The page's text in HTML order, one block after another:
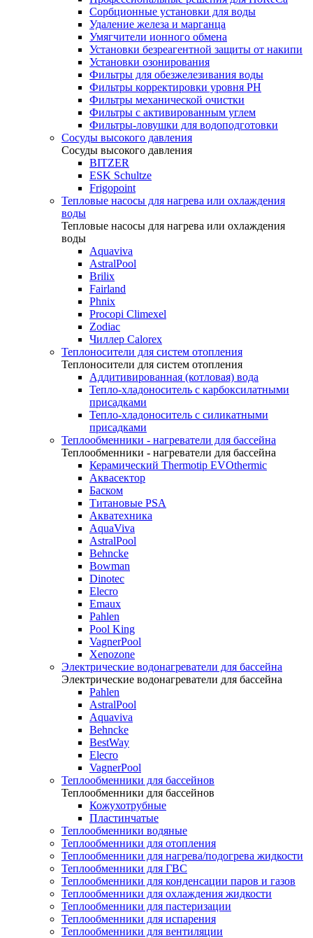
Сорбционные установки для воды
Удаление железа и марганца
Умягчители ионного обмена
Установки безреагентной защиты от накипи
Установки озонирования
Фильтры для обезжелезивания воды
Фильтры корректировки уровня PH
Фильтры механической очистки
Фильтры с активированным углем
Фильтры-ловушки для водоподготовки
Сосуды высокого давления
Сосуды высокого давления
BITZER
ESK Schultze
Frigopoint
Тепловые насосы для нагрева или охлаждения
воды
Тепловые насосы для нагрева или охлаждения
воды
Aquaviva
AstralPool
Brilix
Fairland
Phnix
Procopi Climexel
Zodiac
Чиллер Calorex
Теплоносители для систем отопления
Теплоносители для систем отопления
Аддитивированная (котловая) вода
Тепло-хладоноситель с карбоксилатными
присадками
Тепло-хладоноситель с силикатными
присадками
Теплообменники - нагреватели для бассейна
Теплообменники - нагреватели для бассейна
Керамический Thermotip EVOthermic
Аквасектор
Баском
Титановые PSA
Акватехника
AquaViva
AstralPool
Behncke
Bowman
Dinotec
Elecro
Emaux
Pahlen
Pool King
VagnerPool
Xenozone
Электрические водонагреватели для бассейна
Электрические водонагреватели для бассейна
Pahlen
AstralPool
Aquaviva
Behncke
BestWay
Elecro
VagnerPool
Теплообменники для бассейнов
Теплообменники для бассейнов
Кожухотрубные
Пластинчатые
Теплообменники водяные
Теплообменники для отопления
Теплообменники для нагрева/подогрева жидкости
Теплообменники для ГВС
Теплообменники для конденсации паров и газов
Теплообменники для охлаждения жидкости
Теплообменники для пастеризации
Теплообменники для испарения
Теплообменники для вентиляции